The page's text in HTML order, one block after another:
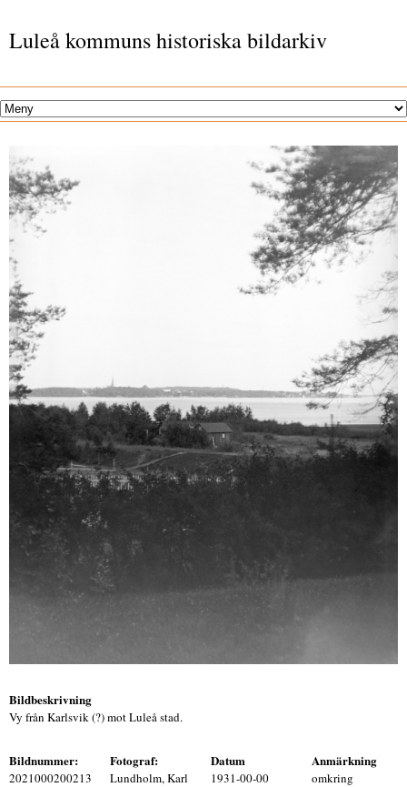
Luleå kommuns historiska bildarkiv
Bildbeskrivning
Vy från Karlsvik (?) mot Luleå stad.
Bildnummer:
2021000200213
Fotograf:
Lundholm, Karl
Datum
1931-00-00
Anmärkning
omkring